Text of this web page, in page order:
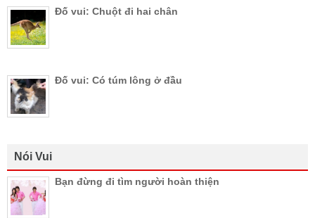
Đố vui: Chuột đi hai chân
Đố vui: Có túm lông ở đầu
Nói Vui
Bạn đừng đi tìm người hoàn thiện